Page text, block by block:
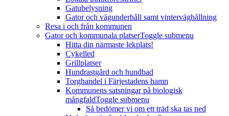
Gatubelysning
Gator och vägunderhåll samt vinterväghållning
Resa i och från kommunen
Gator och kommunala platserToggle submenu
Hitta din närmaste lekplats!
Cykelled
Grillplatser
Hundrastgård och hundbad
Torghandel i Färjestadens hamn
Kommunens satsningar på biologisk
mångfaldToggle submenu
Så bedömer vi om ett träd ska tas ned